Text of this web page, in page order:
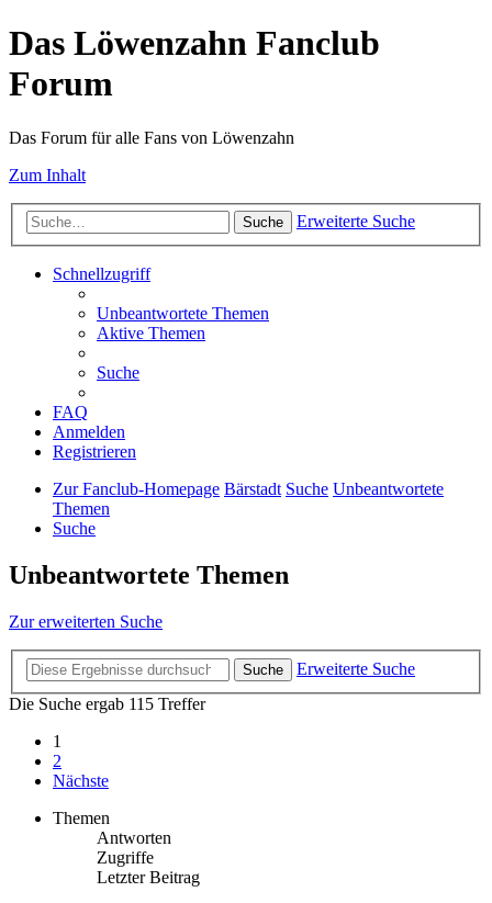
Das Löwenzahn Fanclub
Forum
Das Forum für alle Fans von Löwenzahn
Zum Inhalt
Suche Erweiterte Suche
Schnellzugriff
Unbeantwortete Themen
Aktive Themen
Suche
FAQ
Anmelden
Registrieren
Zur Fanclub-Homepage Bärstadt Suche Unbeantwortete
Themen
Suche
Unbeantwortete Themen
Zur erweiterten Suche
Suche
Erweiterte Suche
Die Suche ergab 115 Treffer
1
2
Nächste
Themen
Antworten
Zugriffe
Letzter Beitrag